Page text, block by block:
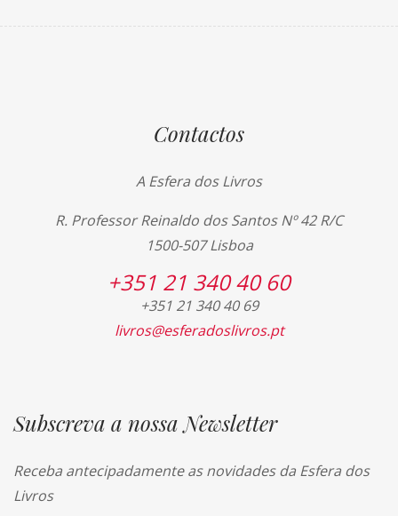
Contactos
A Esfera dos Livros
R. Professor Reinaldo dos Santos Nº 42 R/C
1500-507 Lisboa
+351 21 340 40 60
+351 21 340 40 69
livros@esferadoslivros.pt
Subscreva a nossa Newsletter
Receba antecipadamente as novidades da Esfera dos
Livros